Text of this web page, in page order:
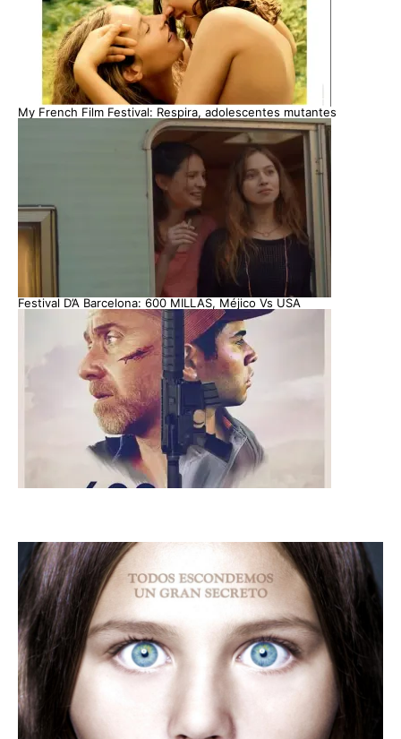
My French Film Festival: Respira, adolescentes mutantes
Festival D’A Barcelona: 600 MILLAS, Méjico Vs USA